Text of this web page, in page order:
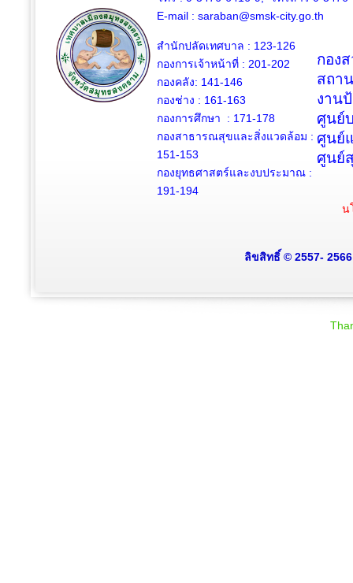
E-mail : saraban@smsk-city.go.th
สำนักปลัดเทศบาล : 123-126
กองการเจ้าหน้าที่ : 201-202
กองคลัง: 141-146
กองช่าง : 161-163
กองการศึกษา : 171-178
กองสาธารณสุขและสิ่งแวดล้อม :
151-153
กองยุทธศาสตร์และงบประมาณ :
191-194
กอง
สถา
งาน
ศูนย์
ศูนย์
ศูนย์
น
ลิขสิทธิ์ © 2557-